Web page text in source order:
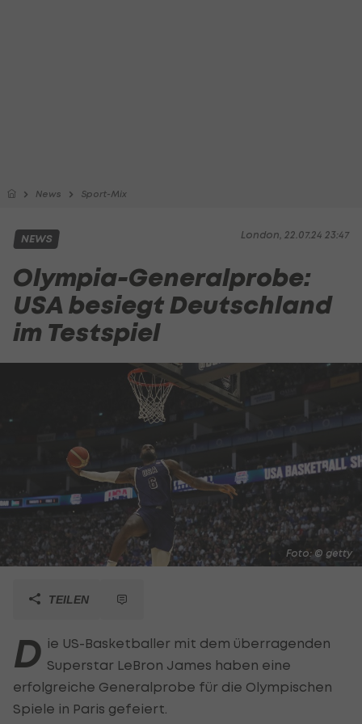
News Sport-Mix
London, 22.07.24 23:47
NEWS
Olympia-Generalprobe:
USA besiegt Deutschland
im Testspiel
Foto: © getty
TEILEN
D ie US-Basketballer mit dem überragenden
Superstar LeBron James haben eine
erfolgreiche Generalprobe für die Olympischen
Spiele in Paris gefeiert.